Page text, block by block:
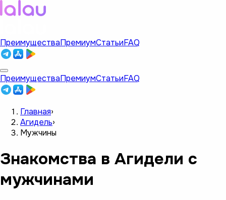
ПреимуществаПремиумСтатьиFAQ
ПреимуществаПремиумСтатьиFAQ
Главная›
Агидель›
Мужчины
Знакомства в Агидели с
мужчинами